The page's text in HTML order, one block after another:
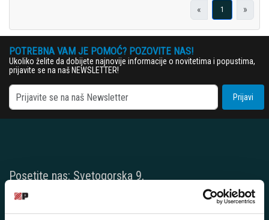
« 1 »
POTREBNA VAM JE POMOĆ? POZOVITE NAS!
Ukoliko želite da dobijete najnovije informacije o novitetima i popustima,
prijavite se na naš NEWSLETTER!
Prijavi
Posetite nas: Svetogorska 9,
11103 Beograd, Srbija
Pišite nam: info@player.rs